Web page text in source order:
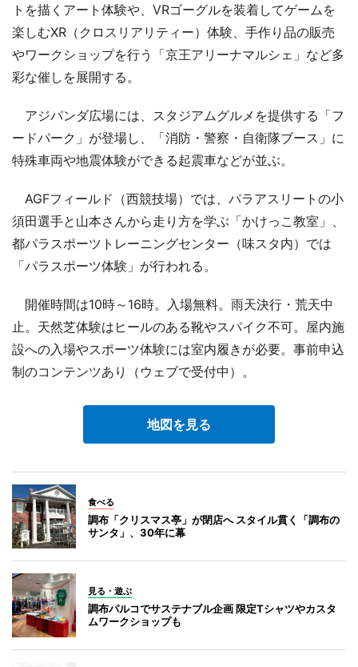
トを描くアート体験や、VRゴーグルを装着してゲームを
楽しむXR（クロスリアリティー）体験、手作り品の販売
やワークショップを行う「京王アリーナマルシェ」など多
彩な催しを展開する。
アジパンダ広場には、スタジアムグルメを提供する「フ
ードパーク」が登場し、「消防・警察・自衛隊ブース」に
特殊車両や地震体験ができる起震車などが並ぶ。
AGFフィールド（西競技場）では、パラアスリートの小
須田選手と山本さんから走り方を学ぶ「かけっこ教室」、
都パラスポーツトレーニングセンター（味スタ内）では
「パラスポーツ体験」が行われる。
開催時間は10時～16時。入場無料。雨天決行・荒天中
止。天然芝体験はヒールのある靴やスパイク不可。屋内施
設への入場やスポーツ体験には室内履きが必要。事前申込
制のコンテンツあり（ウェブで受付中）。
地図を見る
食べる
調布「クリスマス亭」が閉店へ スタイル貫く「調布の
サンタ」、30年に幕
見る・遊ぶ
調布パルコでサステナブル企画 限定Tシャツやカスタ
ムワークショップも